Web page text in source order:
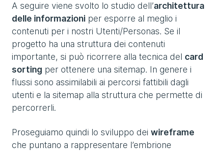
A seguire viene svolto lo studio dell’architettura
delle informazioni per esporre al meglio i
contenuti per i nostri Utenti/Personas. Se il
progetto ha una struttura dei contenuti
importante, si può ricorrere alla tecnica del card
sorting per ottenere una sitemap. In genere i
flussi sono assimilabili ai percorsi fattibili dagli
utenti e la sitemap alla struttura che permette di
percorrerli.
Proseguiamo quindi lo sviluppo dei wireframe
che puntano a rappresentare l’embrione